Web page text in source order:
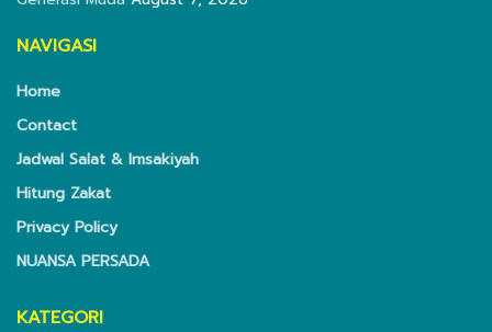
NAVIGASI
Home
Contact
Jadwal Salat & Imsakiyah
Hitung Zakat
Privacy Policy
NUANSA PERSADA
KATEGORI